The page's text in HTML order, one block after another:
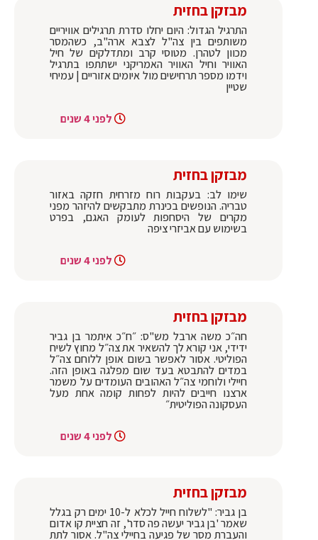
מבזקן בחזית
התרגיל הגדול: היום יחלו סדרת תרגילים אוויריים
משותפים בין צה"ל לצבא ארה"ב, כשהמסר
מכוון לטהרן. מטוסי קרב ומתדלקים של חיל
האוויר וחיל האוויר האמריקני ישתתפו בתרגיל
וידמו מספר תרחישים מול איומים אזוריים | עמיחי
שטיין
לפני 4 שנים
מבזקן בחזית
שימו לב: בעקבות רוח מזרחית חזקה באזור
טבריה. הנופשים בכינרת מתבקשים להיזהר מפני
מקרים של היסחפות לעומק האגם, בפרט
בשימוש עם אביזרי ציפה
לפני 4 שנים
מבזקן בחזית
חה״כ משה ארבל מש"ס: ״ח״כ איתמר בן גביר
ידידי, אני קורא לך להשאיר את צה״ל מחוץ לשיח
הפוליטי. אסור לאפשר בשום אופן ללוחם צה״ל
במדים להתבטא בעד שום מפלגה באופן הזה.
חיילי ולוחמי צה״ל האהובים העומדים על משמר
ארצנו חייבים להיות לפחות קומה אחת מעל
העסקונה הפוליטית״
לפני 4 שנים
מבזקן בחזית
בן גביר: "לשלוח חייל לכלא ל-10 ימים רק בגלל
שאמר 'בן גביר יעשה פה סדר', זה חציית קו אדום
והעברת מסר של פגיעה בחיילי צה"ל. אסור לתת